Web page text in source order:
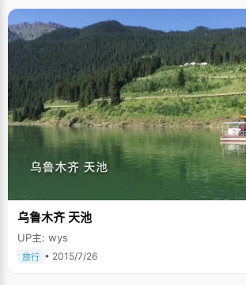
个"饭桌"政策，就是家里有什么事情饭桌上解决，一
题，饭吃完了，问题解决了，大家又开开心心的各忙各
开饭桌。 梁莹最大的爱好就是看电视，这是她放松自己的一种方式。高二的
时候，学习压力突然加大，为排遣压力，梁莹每天放
就坐在客厅看电视，一看看到10点多也不去看书。爸
但时间过长难免着急起来，批评了梁莹几句，烦躁不
来，几个来回之后，双方最终达成了一个君子协议，
方，各自的责任和义务，协议中规定梁莹每天可以看
得干涉，但9点以后，梁莹必须乖乖去看书等等。有时
莹一起看电视，梁莹的妈妈也是个非常感性的人，播
候，梁莹和妈妈坐在电视机前抱着卷纸巾，哭得稀里
的叹气。至今，梁莹还非常怀念那时候的生活。 梁莹说，高中的时候，自己
身上还带着些傲气的小棱角，但在北大里，面对更大
人，那些小棱角都没有了，"感觉思想变得成熟起来，
大的进步，看待事物的眼光不同了，心态更好了，也
或许是可以模仿的，但是无形的北大只有一个，她像
进来，在这里面你会找到自己的路，找到自己的人生方
乌鲁木齐 天池
UP主: wys
旅行 • 2015/7/26